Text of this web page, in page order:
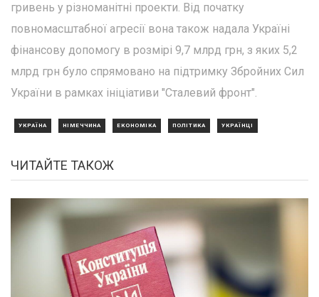
гривень у різноманітні проекти. Від початку
повномасштабної агресії вона також надала Україні
фінансову допомогу в розмірі 9,7 млрд грн, з яких 5,2
млрд грн було спрямовано на підтримку Збройних Сил
України в рамках ініціативи "Сталевий фронт".
УКРАЇНА НІМЕЧЧИНА ЕКОНОМІКА ПОЛІТИКА УКРАЇНЦІ
ЧИТАЙТЕ ТАКОЖ